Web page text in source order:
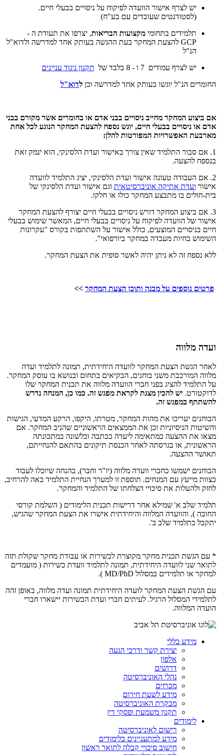
יש לצרף אישור הוועדה לפיקוח על ניסויים בבעלי חיים.
(לסטודנטים שעובדים עם בע"ח)
תלמידים בתחומי מקצועות הבריאות, יצרפו את תעודת ה -
GCP להצעת המחקר בעת ההגשה בעותק אחד למדרשה ולדוא"ל
הנ"ל
יש לצרף עמודים 7 ו - 8 בלבד של
תקנון ניגוד עניינים
החומרים הנ"ל יוגשו בעותק אחד למדרשה וכן לדוא"ל
אם ביצוע המחקר מחייב ניסויים בבני אדם או בחומרים אשר מקורם בבני
אדם או ניסויים בבעלי חיים, יוגש נספח להצעת המחקר הנוגע לכל אחת
מארבעת האפשרויות המפורטות להלן:
1. אם סבור התלמיד שאין צורך באישור ועדת הלסינקי, הוא ינמק זאת
בנספח להצעה.
2. אם העבודה טעונה אישור ועדת הלסינקי, יציג התלמיד לוועדה
אישור ועדת אתיקה אוניברסיטאית וגם אישור ועדת הלסינקי של
בית-חולים בו מתבצע המחקר כולו או חלקו.
3. אם ביצוע המחקר דורש ניסויים בבעלי חיים יצורף להצעת המחקר
אישור של הוועדה לפיקוח על ניסויים בבעלי חיים, המאשר שימוש בבעלי
חיים בניסויים המוצעים, כולל אישור על השתתפות בקורס "עקרונות
השימוש בחיות מעבדה במחקר ביורפואי".
ללא נספח זה לא ניתן יהיה לאשר סופית את הצעת המחקר.
פרטים נוספים על מבנה ותוכן הצעת המחקר >>
ועדה מלווה
לאחר הגשת הצעת המחקר לוועדה היחידתית, תמונה לתלמיד ועדה
מלווה המורכבת משני בוחנים, הבקיאים בתחום ובנושא בו עוסק המחקר.
על התלמיד להציג בפני חברי הוועדה מלווה את תכנית המחקר שלו
לדוקטורט. יש להכין מצגת לקראת מפגש זה. כמו כן, המנחה נדרש
להשתתף במפגש זה.
הבוחנים יעריכו את מהות המחקר, מטרתו, היקפו, הרקע המדעי, הגישות
והשיטות הניסיוניות וכן את הממצאים הראשוניים שהניב המחקר. אם
מצאו את ההצעה כמתאימה ליעדה ככתבה וכלשונה במתכונתה
הראשונית, או בגרסתה לאחר הכנסת תיקונים בהתאם להנחייתם,
תאושר ההצעה.
הבוחנים ישמשו כחברי וועדה מלווה (יו"ר וחבר), בהנחה שיוכלו לעבוד
כצוות מייעץ עם המנחים. תוספת זו למערך הנחיית התלמיד באה להרחיב,
לחזק ולהעלות את סיכויי הצלחתו של התלמיד והמחקר.
תלמיד שלב א' שמילא אחר דרישות תכנית הלימודים ( השלמת קורסי
החובה ), והוועדה המלווה והיחידתית אישרו את הצעת המחקר שהגיש,
יתקבל כתלמיד שלב ב'.
* עם הגשת תכנית מחקר מקוצרת לכשירות או עבודת מחקר שקולת תזה
לתואר שני לוועדה היחידתית, תמונה לתלמיד וועדת כשירות ( מועמדים
למחקר או תלמידים במסלול MD/PhD ).
עם הגשת הצעת המחקר לועדה היחידתית תמונה ועדה מלווה, באופן זהה
לתלמידי המסלול הרגיל. לעיתים חברי ועדת הכשירות יישארו חברי
הועדה המלווה.
מידע כללי
יצירת קשר ודרכי הגעה
אלפון
דרושים
נהלי האוניברסיטה
מכרזים
מידע לשעת חירום
מבקרת האוניברסיטה
תקנון משמעת ופסקי דין
לימודים
רישום לאוניברסיטה
מידע למתעניינים בלימודים
חישוב סיכויי קבלה לתואר ראשון